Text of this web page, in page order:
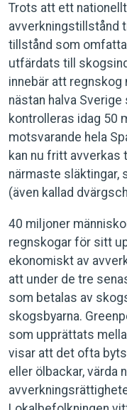
Trots att ett
avverkningstillstånd
tillstånd som
utfärdats till
innebär att
nästan halva
kontrolleras idag 50
motsvarande hela
kan nu fritt avverkas
närmaste släktingar,
(även kallad
40 miljoner
regnskogar för sitt
ekonomiskt av
att under de tre
som betalas av
skogsbyarna.
som upprättats
visar att det ofta
eller ölbackar, värda